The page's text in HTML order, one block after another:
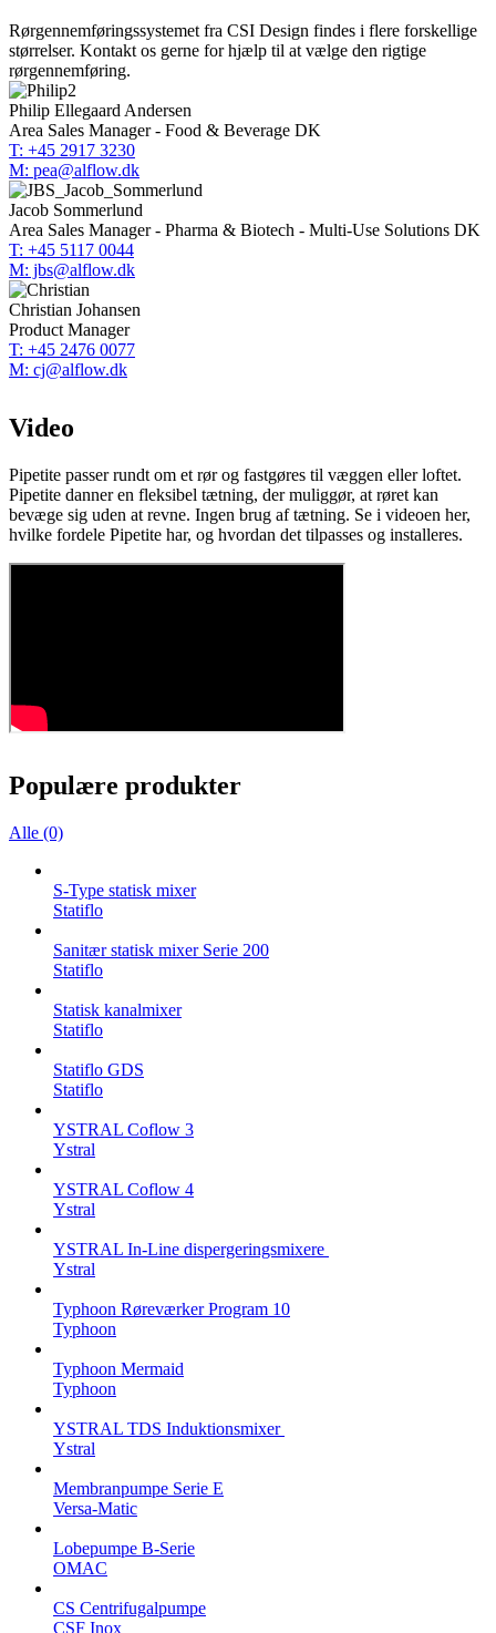
Rørgennemføringssystemet fra CSI Design findes i flere forskellige
størrelser. Kontakt os gerne for hjælp til at vælge den rigtige
rørgennemføring.
Philip Ellegaard Andersen
Area Sales Manager - Food & Beverage DK
T: +45 2917 3230
M: pea@alflow.dk
Jacob Sommerlund
Area Sales Manager - Pharma & Biotech - Multi-Use Solutions DK
T: +45 5117 0044
M: jbs@alflow.dk
Christian Johansen
Product Manager
T: +45 2476 0077
M: cj@alflow.dk
Video
Pipetite passer rundt om et rør og fastgøres til væggen eller loftet.
Pipetite danner en fleksibel tætning, der muliggør, at røret kan
bevæge sig uden at revne. Ingen brug af tætning. Se i videoen her,
hvilke fordele Pipetite har, og hvordan det tilpasses og installeres.
Populære produkter
Alle (0)
S-Type statisk mixer
Statiflo
Sanitær statisk mixer Serie 200
Statiflo
Statisk kanalmixer
Statiflo
Statiflo GDS
Statiflo
YSTRAL Coflow 3
Ystral
YSTRAL Coflow 4
Ystral
YSTRAL In-Line dispergeringsmixere ‍‍
Ystral
Typhoon Røreværker Program 10
Typhoon
Typhoon Mermaid
Typhoon
YSTRAL TDS Induktionsmixer ‍
Ystral
Membranpumpe Serie E
Versa-Matic
Lobepumpe B-Serie
OMAC
CS Centrifugalpumpe
CSF Inox